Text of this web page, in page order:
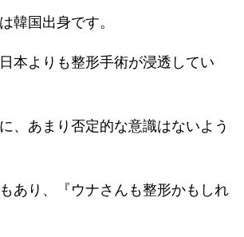
韓国出身です。
本よりも整形手術が浸透してい
、あまり否定的な意識はないよう
あり、『ウナさんも整形かもしれ